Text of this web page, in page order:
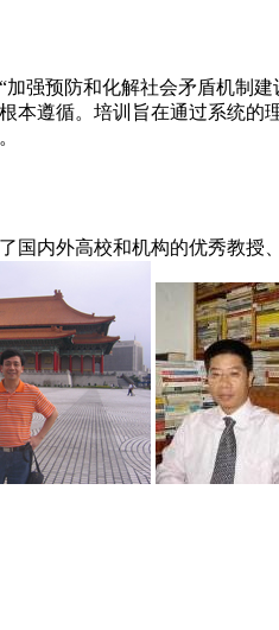
强预防和化解社会矛盾机制
本遵循。培训旨在通过系统
国内外高校和机构的优秀教授